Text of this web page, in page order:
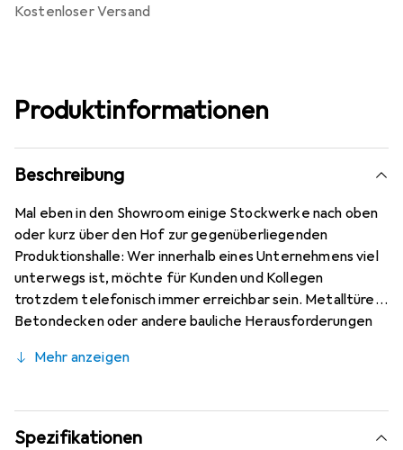
kostenloser Versand
Produktinformationen
Beschreibung
Mal eben in den Showroom einige Stockwerke nach oben
oder kurz über den Hof zur gegenüberliegenden
Produktionshalle: Wer innerhalb eines Unternehmens viel
unterwegs ist, möchte für Kunden und Kollegen
trotzdem telefonisch immer erreichbar sein. Metalltüren,
Betondecken oder andere bauliche Herausforderungen
nicht beeinträchtigen. Mitarbeiter, die darüber hinaus die
Lösung angewiesen, die über schnurlose IP-Telefone weit
hinausgeht.
Mehr anzeigen
Spezifikationen